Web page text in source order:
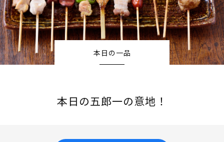
本日の五郎一の意地！
Blog
Staff
Recruit
Store info